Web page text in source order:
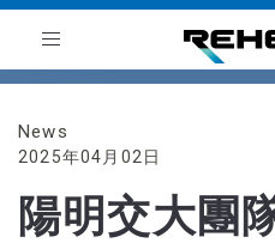
Toggle
News
2025年04月02日
陽明交大團